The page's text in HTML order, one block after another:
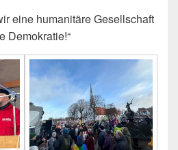
eine humanitäre Gesellschaft
Demokratie!“